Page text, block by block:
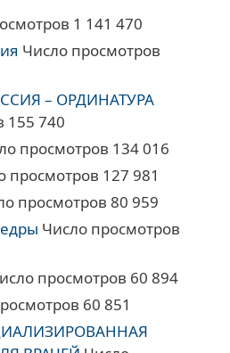
1 141 470
Число просмотров
– ОРДИНАТУРА
155 740
просмотров 134 016
просмотров 127 981
просмотров 80 959
Число просмотров
просмотров 60 894
60 851